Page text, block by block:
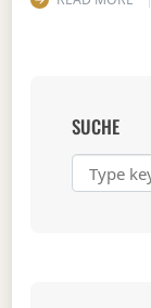
SUCHE